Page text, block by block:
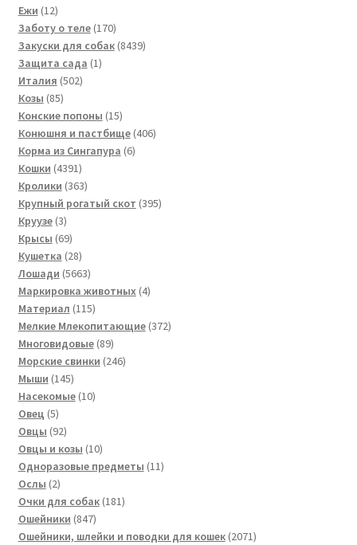
Ежи 1212
товаров
Заботу о теле 170170
товаров
Закуски для собак 84398439
Защита сада 11
Италия 502502
Козы 8585
товаров
Конские попоны 1515
товаров
Конюшня и пастбище 406406
Корма из Сингапура 66
Кошки 43914391
товар
Кролики 363363
товара
Крупный рогатый скот 395395
Круузе 33
товара
Крысы 6969
товаров
Кушетка 2828
товаров
Лошади 56635663
товара
Маркировка животных 44
Материал 115115
товаров
Мелкие Млекопитающие 372372
Многовидовые 8989
товаров
Морские свинки 246246
Мыши 145145
товаров
Насекомые 1010
Овец 55
товаров
Овцы 9292
товара
Овцы и козы 1010
товаров
Одноразовые предметы 1111
Ослы 22
товара
Очки для собак 181181
Ошейники 847847
товаров
Ошейники, шлейки и поводки для кошек 20712071